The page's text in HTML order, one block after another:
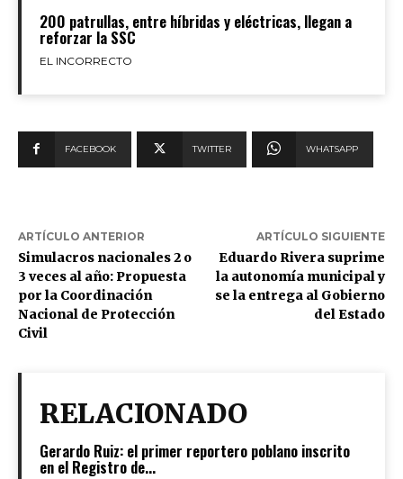
200 patrullas, entre híbridas y eléctricas, llegan a
reforzar la SSC
EL INCORRECTO
FACEBOOK TWITTER WHATSAPP
ARTÍCULO ANTERIOR
Simulacros nacionales 2 o
3 veces al año: Propuesta
por la Coordinación
Nacional de Protección
Civil
ARTÍCULO SIGUIENTE
Eduardo Rivera suprime
la autonomía municipal y
se la entrega al Gobierno
del Estado
RELACIONADO
Gerardo Ruiz: el primer reportero poblano inscrito
en el Registro de...